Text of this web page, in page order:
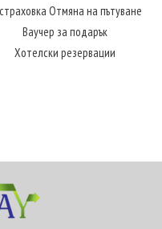
Отмяна на пътуване
Ваучер за подарък
Хотелски резервации